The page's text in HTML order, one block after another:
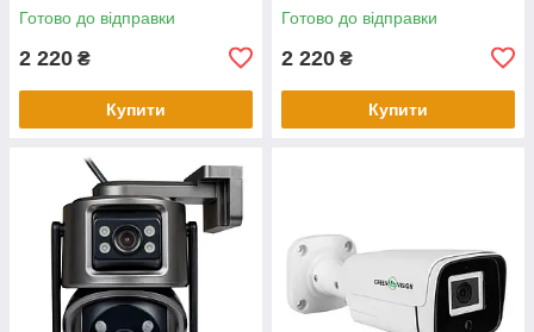
Готово до відправки
2 220 ₴
Купити
Готово до відправки
2 220 ₴
Купити